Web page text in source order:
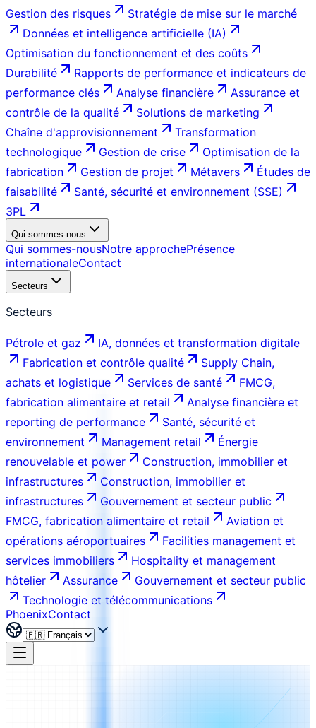
Gestion des risques
Stratégie de mise sur le marché
Données et intelligence artificielle (IA)
Optimisation du fonctionnement et des coûts
Durabilité
Rapports de performance et indicateurs de
performance clés
Analyse financière
Assurance et
contrôle de la qualité
Solutions de marketing
Chaîne d'approvisionnement
Transformation
technologique
Gestion de crise
Optimisation de la
fabrication
Gestion de projet Métavers
Études de
faisabilité
Santé, sécurité et environnement (SSE)
3PL
Qui sommes-nous
Qui sommes-nousNotre approchePrésence
internationaleContact
Secteurs
Secteurs
Pétrole et gaz
IA, données et transformation digitale
Fabrication et contrôle qualité
Supply Chain,
achats et logistique
Services de santé
FMCG,
fabrication alimentaire et retail
Analyse financière et
reporting de performance
Santé, sécurité et
environnement
Management retail
Énergie
renouvelable et power
Construction, immobilier et
infrastructures
Construction, immobilier et
infrastructures
Gouvernement et secteur public
FMCG, fabrication alimentaire et retail
Aviation et
opérations aéroportuaires
Facilities management et
services immobiliers
Hospitality et management
hôtelier
Assurance
Gouvernement et secteur public
Technologie et télécommunications
PhoenixContact